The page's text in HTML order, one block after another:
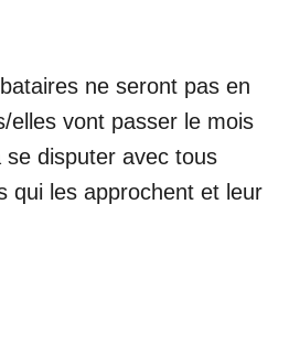
ne seront pas en
elles vont passer le mois
se disputer avec tous
qui les approchent et leur